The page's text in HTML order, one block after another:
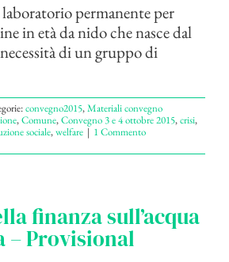
permanente per
in età da nido che nasce dal
di un gruppo di
convegno2015,Materiali convegno
,Comune,Convegno 3 e 4 ottobre 2015,crisi,
sociale,welfare | 1 Commento
finanza sull’acqua
– Provisional